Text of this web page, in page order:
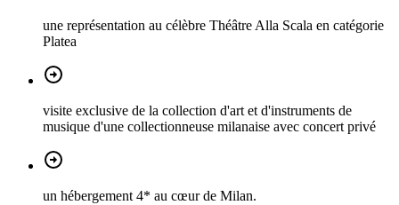
une représentation au célèbre Théâtre Alla Scala en catégorie
Platea
visite exclusive de la collection d'art et d'instruments de
musique d'une collectionneuse milanaise avec concert privé
un hébergement 4* au cœur de Milan.